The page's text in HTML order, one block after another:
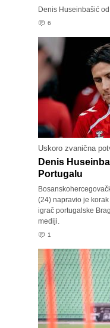
Denis Huseinbašić
6
Uskoro zvanična
Denis
Portugalu
(24) napravio je
igrač portugalske
mediji.
1